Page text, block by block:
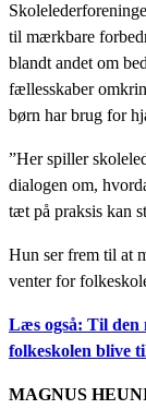
til mærkbare
blandt andet om
fællesskaber
børn har brug for
”Her spiller
dialogen om,
tæt på praksis kan
Hun ser frem til at
venter for
Læs også: Til den
folkeskolen blive
MAGNUS